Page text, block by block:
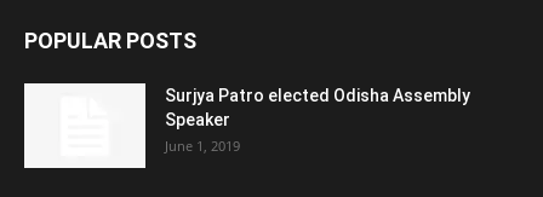
POPULAR POSTS
Surjya Patro elected Odisha Assembly
Speaker
June 1, 2019